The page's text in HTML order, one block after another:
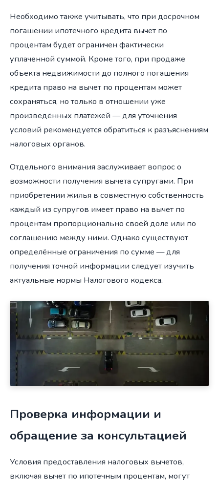
Необходимо также учитывать, что при досрочном
погашении ипотечного кредита вычет по
процентам будет ограничен фактически
уплаченной суммой. Кроме того, при продаже
объекта недвижимости до полного погашения
кредита право на вычет по процентам может
сохраняться, но только в отношении уже
произведённых платежей — для уточнения
условий рекомендуется обратиться к разъяснениям
налоговых органов.
Отдельного внимания заслуживает вопрос о
возможности получения вычета супругами. При
приобретении жилья в совместную собственность
каждый из супругов имеет право на вычет по
процентам пропорционально своей доле или по
соглашению между ними. Однако существуют
определённые ограничения по сумме — для
получения точной информации следует изучить
актуальные нормы Налогового кодекса.
Проверка информации и
обращение за консультацией
Условия предоставления налоговых вычетов,
включая вычет по ипотечным процентам, могут